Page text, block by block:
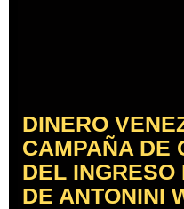
DINERO
CAMPAÑA DE
DEL
DE ANTONINI